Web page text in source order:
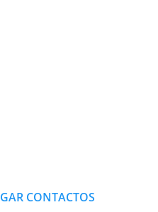
CONTACTOS